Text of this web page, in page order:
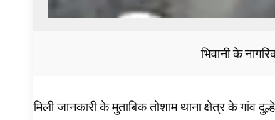
भिवानी के
मिली जानकारी के मुताबिक तोशाम थाना क्षेत्र के गांव